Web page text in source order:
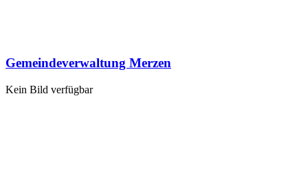
Gemeindeverwaltung Merzen
Kein Bild verfügbar